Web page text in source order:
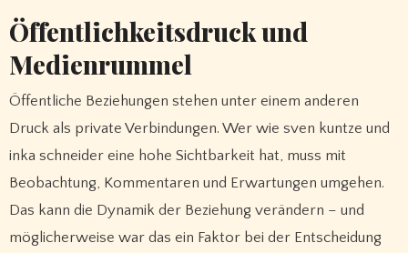
Öffentlichkeitsdruck und
Medienrummel
Öffentliche Beziehungen stehen unter einem anderen
Druck als private Verbindungen. Wer wie sven kuntze und
inka schneider eine hohe Sichtbarkeit hat, muss mit
Beobachtung, Kommentaren und Erwartungen umgehen.
Das kann die Dynamik der Beziehung verändern – und
möglicherweise war das ein Faktor bei der Entscheidung